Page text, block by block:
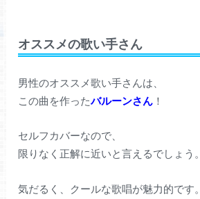
オススメの歌い手さん
男性のオススメ歌い手さんは、
この曲を作ったバルーンさん ！
セルフカバーなので、
限りなく正解に近いと言えるでしょう。
気だるく、クールな歌唱が魅力的です。